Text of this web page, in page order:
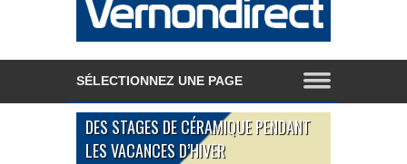
DES STAGES DE CÉRAMIQUE PENDANT
LES VACANCES D’HIVER